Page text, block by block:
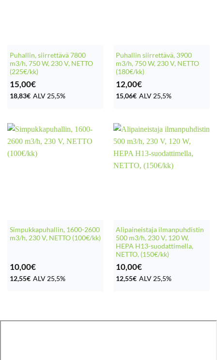
Puhallin, siirrettävä 7800
m3/h, 750 W, 230 V, NETTO
(225€/kk)
15,00€
18,83€ ALV 25,5%
Puhallin siirrettävä, 3900
m3/h, 750 W, 230 V, NETTO
(180€/kk)
12,00€
15,06€ ALV 25,5%
Simpukkapuhallin, 1600-2600
m3/h, 230 V, NETTO (100€/kk)
10,00€
12,55€ ALV 25,5%
Alipaineistaja ilmanpuhdistin
500 m3/h, 230 V, 120 W,
HEPA H13-suodattimella,
NETTO, (150€/kk)
10,00€
12,55€ ALV 25,5%